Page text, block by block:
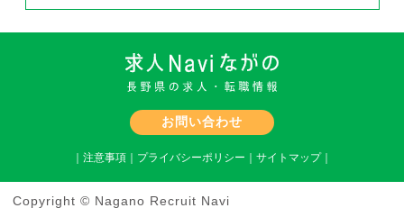
お問い合わせ
注意事項｜ プライバシーポリシー サイトマップ｜
Copyright © Nagano Recruit Navi